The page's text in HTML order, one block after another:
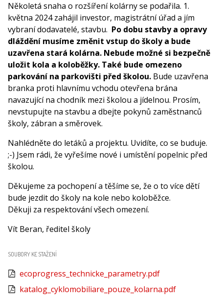
Několetá snaha o rozšíření kolárny se podařila. 1.
května 2024 zahájil investor, magistrátní úřad a jím
vybraní dodavatelé, stavbu. Po dobu stavby a opravy
dláždění musíme změnit vstup do školy a bude
uzavřena stará kolárna. Nebude možné si bezpečně
uložit kola a koloběžky. Také bude omezeno
parkování na parkovišti před školou. Bude uzavřena
branka proti hlavnímu vchodu otevřena brána
navazující na chodník mezi školou a jídelnou. Prosím,
nevstupujte na stavbu a dbejte pokynů zaměstnanců
školy, zábran a směrovek.
Nahlédněte do letáků a projektu. Uvidíte, co se buduje.
;-) Jsem rádi, že vyřešíme nové i umístění popelnic před
školou.
Děkujeme za pochopení a těšíme se, že o to více dětí
bude jezdit do školy na kole nebo koloběžce.
Děkuji za respektování všech omezení.
Vít Beran, ředitel školy
SOUBORY KE STAŽENÍ
ecoprogress_technicke_parametry.pdf
katalog_cyklomobiliare_pouze_kolarna.pdf